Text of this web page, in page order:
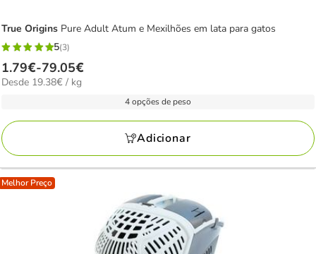
True Origins Pure Adult Atum e Mexilhões em lata para gatos
5
estrelas
com
avaliações
5(3)
Preço
de
79.05€
1.79€-79.05€
19.38€
Desde 19.38€ / kg
4 opções de peso
Adicionar
Melhor Preço